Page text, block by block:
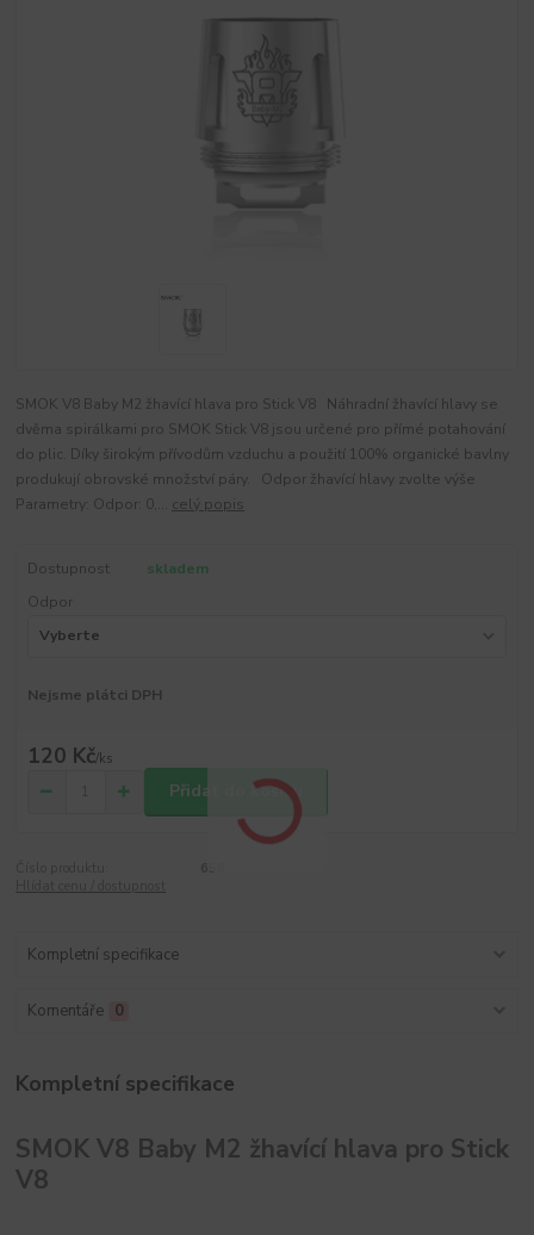
SMOK V8 Baby M2 žhavící hlava pro Stick V8 Náhradní žhavící hlavy se
dvěma spirálkami pro SMOK Stick V8 jsou určené pro přímé potahování
do plic. Díky širokým přívodům vzduchu a použití 100% organické bavlny
produkují obrovské množství páry. Odpor žhavící hlavy zvolte výše
Parametry: Odpor: 0,... celý popis
Dostupnost
skladem
Odpor
Nejsme plátci DPH
120 Kč/ks
Přidat do košíku
Kompletní specifikace
Komentáře 0
Kompletní specifikace
SMOK V8 Baby M2 žhavící hlava pro Stick
V8